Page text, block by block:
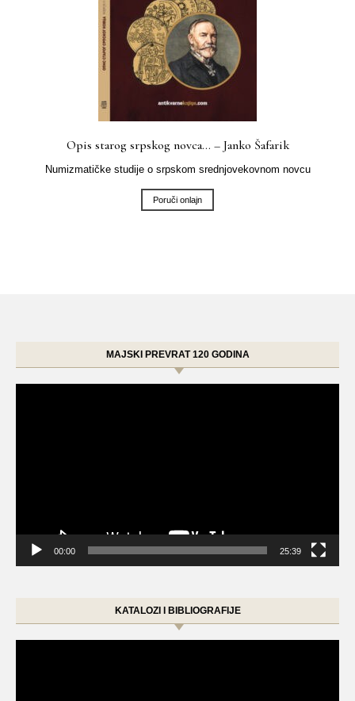
Opis starog srpskog novca… – Janko Šafarik
Numizmatičke studije o srpskom srednjovekovnom novcu
Poruči onlajn
MAJSKI PREVRAT 120 GODINA
00:00 25:39
KATALOZI I BIBLIOGRAFIJE